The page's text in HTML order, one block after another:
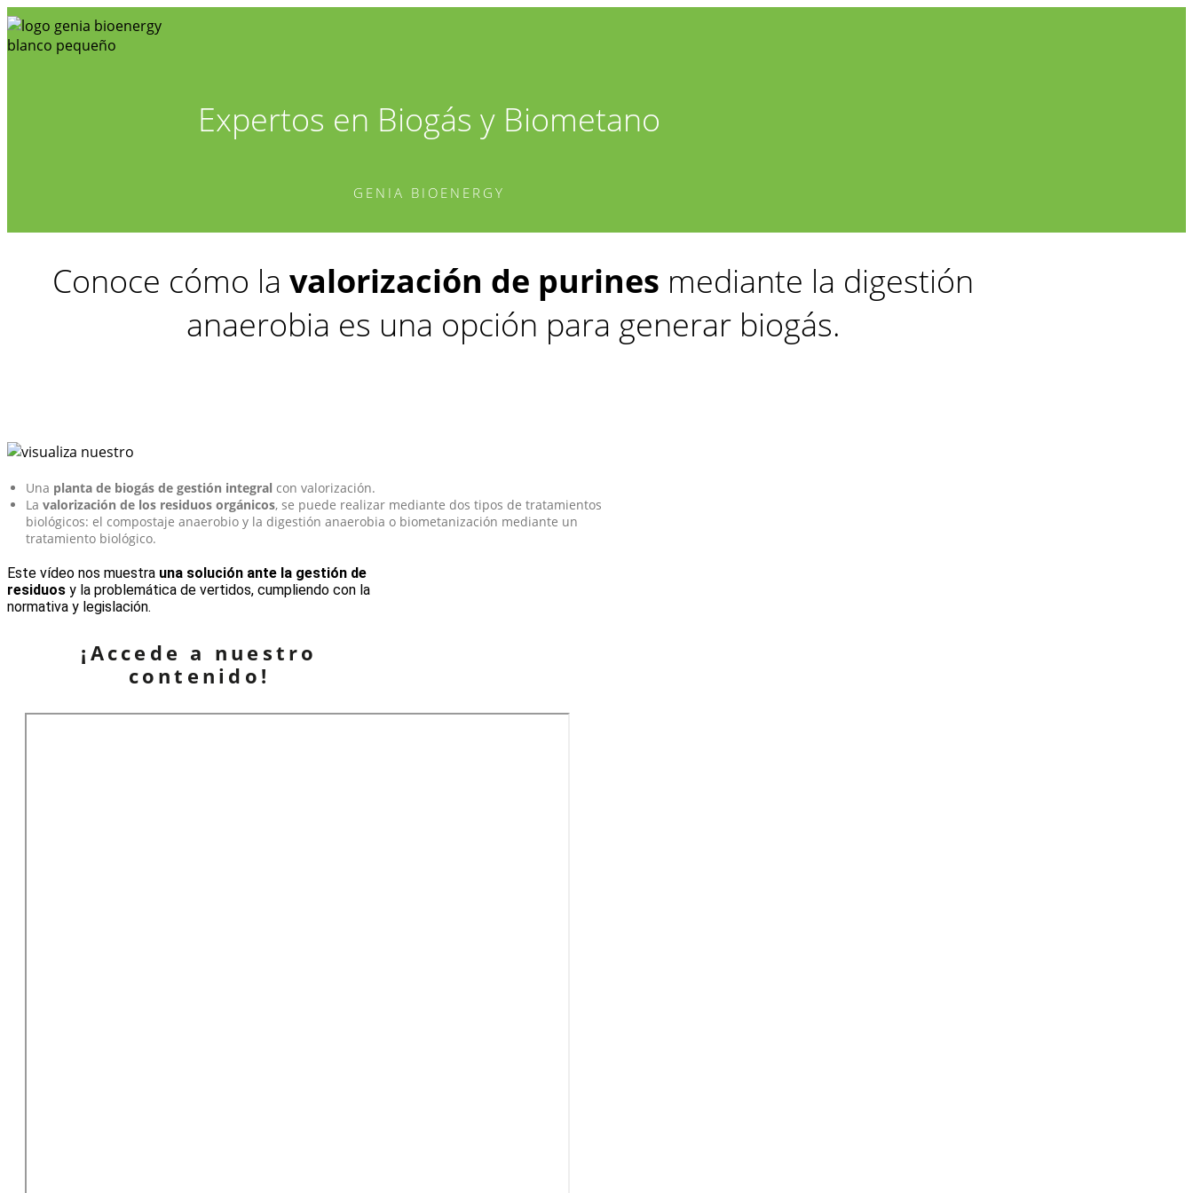
Expertos en Biogás y Biometano
GENIA BIOENERGY
Conoce cómo la valorización de purines mediante la digestión
anaerobia es una opción para generar biogás.
Una planta de biogás de gestión integral con valorización.
La valorización de los residuos orgánicos, se puede realizar mediante dos tipos de tratamientos
biológicos: el compostaje anaerobio y la digestión anaerobia o biometanización mediante un
tratamiento biológico.
Este vídeo nos muestra una solución ante la gestión de
residuos y la problemática de vertidos, cumpliendo con la
normativa y legislación.
¡Accede a nuestro
contenido!